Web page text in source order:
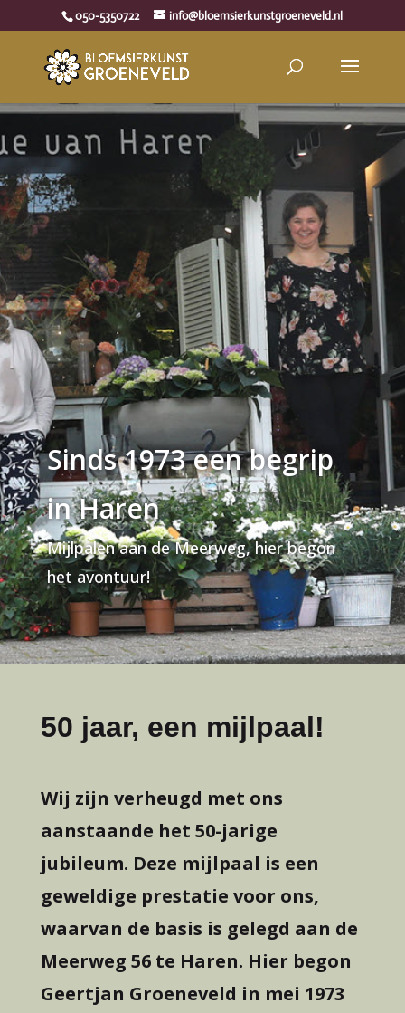
050-5350722 info@bloemsierkunstgroeneveld.nl
Sinds 1973 een begrip
in Haren
Mijlpalen aan de Meerweg, hier begon
het avontuur!
50 jaar, een mijlpaal!
Wij zijn verheugd met ons
aanstaande het 50-jarige
jubileum. Deze mijlpaal is een
geweldige prestatie voor ons,
waarvan de basis is gelegd aan de
Meerweg 56 te Haren. Hier begon
Geertjan Groeneveld in mei 1973